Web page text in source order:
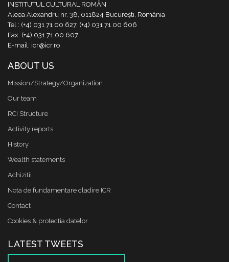
INSTITUTUL CULTURAL ROMÂN
Aleea Alexandru nr. 38, 011824 București, România
Tel.: (+4) 031 71 00 627, (+4) 031 71 00 606
Fax: (+4) 031 71 00 607
E-mail: icr@icr.ro
ABOUT US
Mission/Strategy/Organization
Our team
RCI Structure
Activity reports
History
Wealth statements
Achizitii
Nota de fundamentare cladire ICR
Contact
Cookies & protectia datelor
LATEST TWEETS